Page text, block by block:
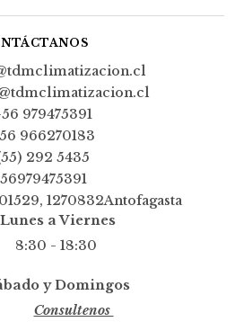
979475391
966270183
292 5435
56979475391
1270832Antofagasta
Lunes a Viernes
8:30 - 18:30
y Domingos
Consultenos